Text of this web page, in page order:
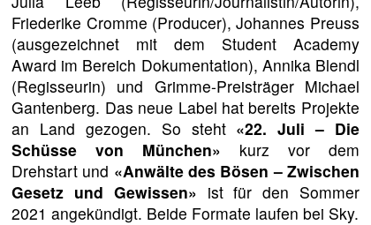
Friederike Cromme (Producer), Johannes Preuss
(ausgezeichnet mit dem Student Academy
Award im Bereich Dokumentation), Annika Blendl
(Regisseurin) und Grimme-Preisträger Michael
Gantenberg. Das neue Label hat bereits Projekte
an Land gezogen. So steht «22. Juli – Die
Schüsse von München» kurz vor dem
Drehstart und «Anwälte des Bösen – Zwischen
Gesetz und Gewissen» ist für den Sommer
2021 angekündigt. Beide Formate laufen bei Sky.